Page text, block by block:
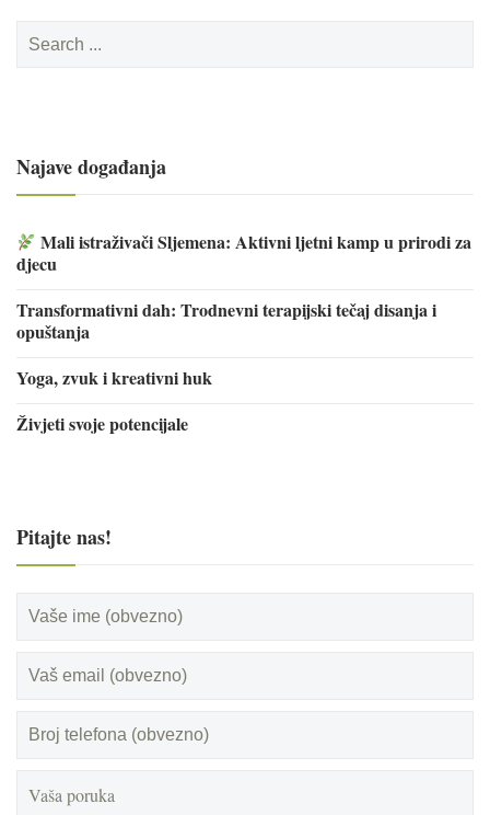
for:
Najave događanja
Mali istraživači Sljemena: Aktivni ljetni kamp u prirodi za
djecu
Transformativni dah: Trodnevni terapijski tečaj disanja i
opuštanja
Yoga, zvuk i kreativni huk
Živjeti svoje potencijale
Pitajte nas!